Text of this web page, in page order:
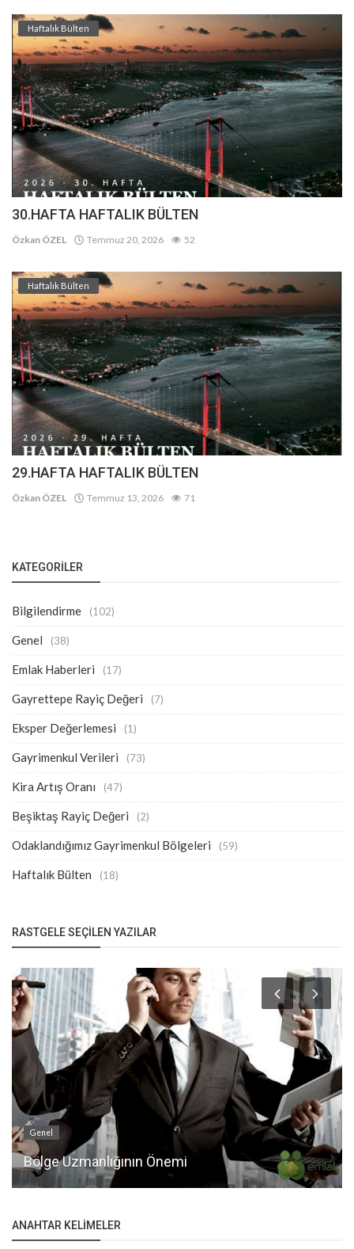
Haftalık Bülten
30.HAFTA HAFTALIK BÜLTEN
Özkan ÖZEL Temmuz 20, 2026 52
Haftalık Bülten
29.HAFTA HAFTALIK BÜLTEN
Özkan ÖZEL Temmuz 13, 2026 71
KATEGORILER
Bilgilendirme (102)
Genel (38)
Emlak Haberleri (17)
Gayrettepe Rayiç Değeri (7)
Eksper Değerlemesi (1)
Gayrimenkul Verileri (73)
Kira Artış Oranı (47)
Beşiktaş Rayiç Değeri (2)
Odaklandığımız Gayrimenkul Bölgeleri (59)
Haftalık Bülten (18)
RASTGELE SEÇILEN YAZILAR
Genel
Bölge Uzmanlığının Önemi
ANAHTAR KELIMELER